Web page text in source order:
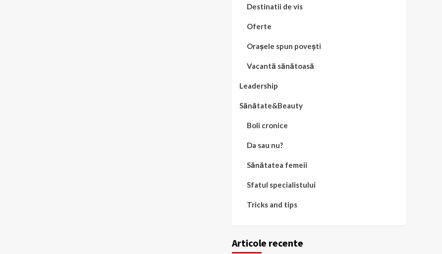
Destinatii de vis
Oferte
Orașele spun povești
Vacantă sănătoasă
Leadership
Sănătate&Beauty
Boli cronice
Da sau nu?
Sănătatea femeii
Sfatul specialistului
Tricks and tips
Articole recente